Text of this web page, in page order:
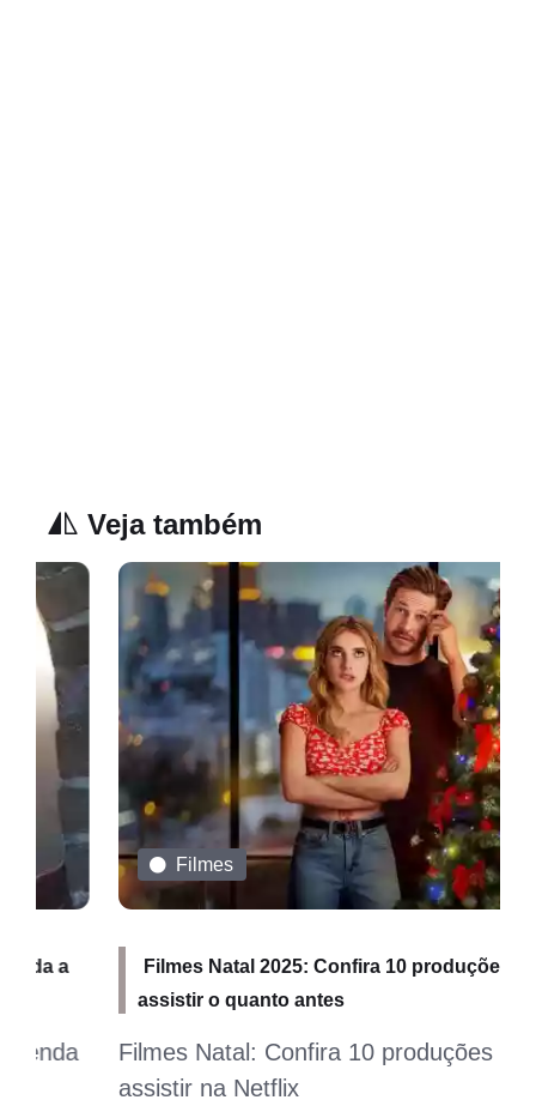
Veja também
Filmes
Filmes Natal 2025: Confira 10 produções para
assistir o quanto antes
Filmes Natal: Confira 10 produções para
assistir na Netflix